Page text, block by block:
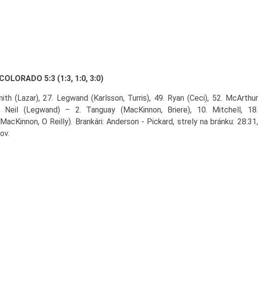
5:3 (1:3, 1:0, 3:0)
(Lazar), 27. Legwand (Karlsson, Turris), 49. Ryan (Ceci), 52. McArthur
Neil (Legwand) – 2. Tanguay (MacKinnon, Briere), 10. Mitchell, 18.
O Reilly). Brankári: Anderson - Pickard, strely na bránku: 28:31,